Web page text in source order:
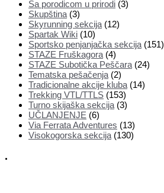
Sa porodicom u prirodi (3)
Skupština (3)
Skyrunning sekcija (12)
Spartak Wiki (10)
Sportsko penjanjačka sekcija (151)
STAZE Fruškagora (4)
STAZE Subotička Peščara (24)
Tematska pešačenja (2)
Tradicionalne akcije kluba (14)
Trekking VTL/TTLS (153)
Turno skijaška sekcija (3)
UČLANJENJE (6)
Via Ferrata Adventures (13)
Visokogorska sekcija (130)
.